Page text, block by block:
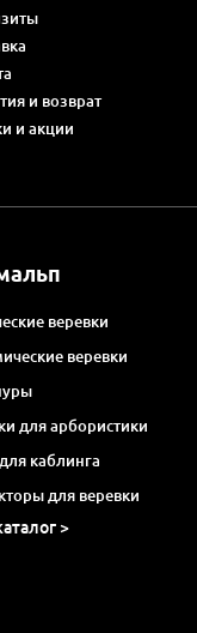
и возврат
и акции
веревки
веревки
для арбористики
каблинга
для веревки
>